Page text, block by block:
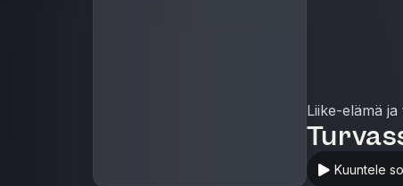
Liike-elämä ja
Kuuntele